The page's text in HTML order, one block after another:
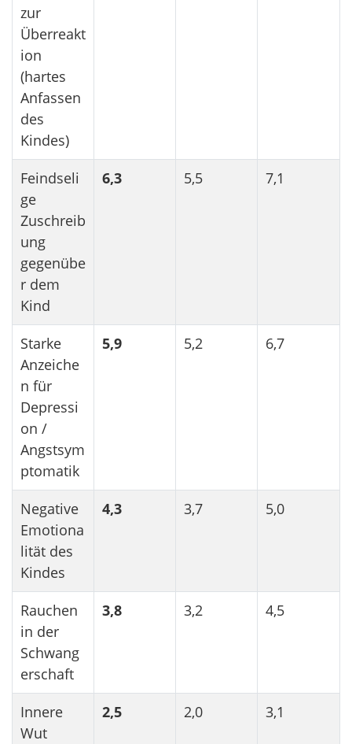
zur
Überreakt
ion
(hartes
Anfassen
des
Kindes)
Feindseli
ge
Zuschreib
ung
gegenübe
r dem
Kind
6,3 5,5 7,1
Starke
Anzeiche
n für
Depressi
on /
Angstsym
ptomatik
5,9 5,2 6,7
Negative
Emotiona
lität des
Kindes
4,3 3,7 5,0
Rauchen
in der
Schwang
erschaft
3,8 3,2 4,5
Innere
Wut
2,5 2,0 3,1